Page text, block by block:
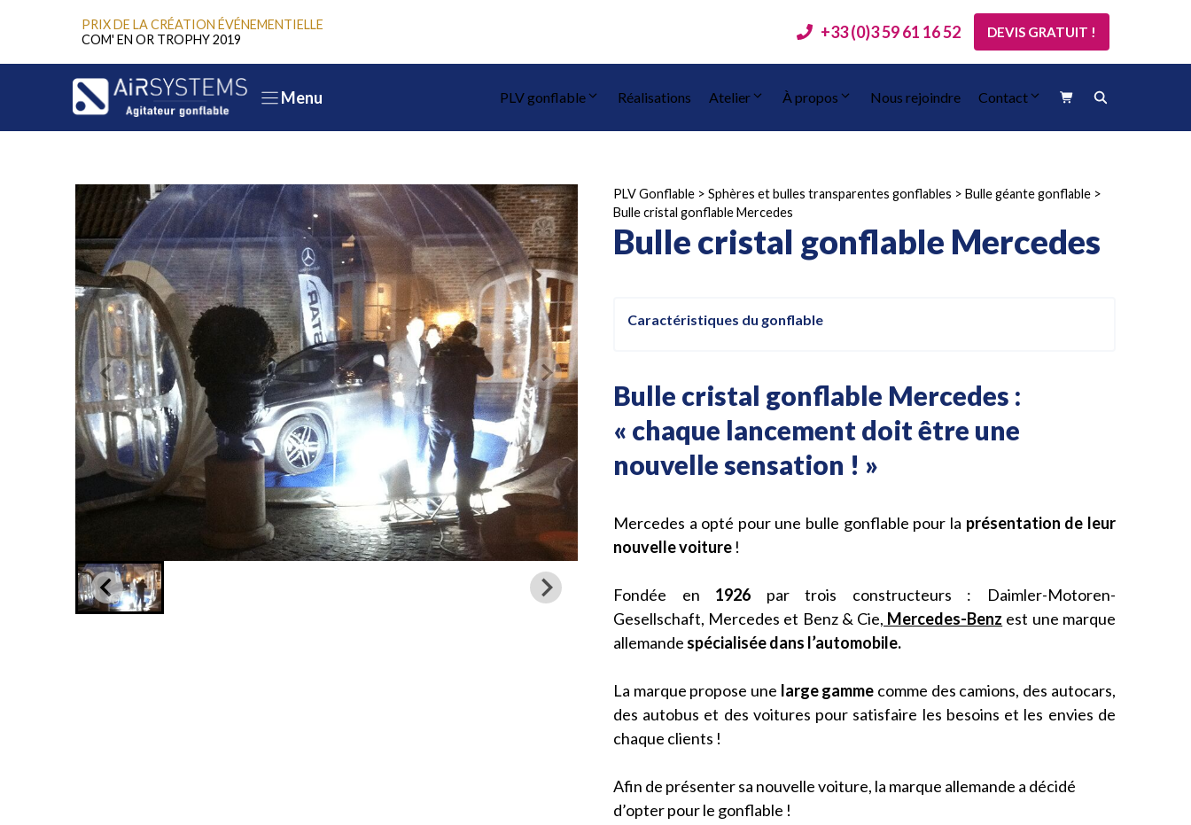
PRIX DE LA CRÉATION ÉVÉNEMENTIELLE
COM' EN OR TROPHY 2019
+33 (0)3 59 61 16 52 DEVIS GRATUIT !
Menu PLV gonflable Réalisations Atelier À propos Nous rejoindre Contact
PLV Gonflable > Sphères et bulles transparentes gonflables > Bulle géante gonflable >
Bulle cristal gonflable Mercedes
Bulle cristal gonflable Mercedes
Caractéristiques du gonflable
Bulle cristal gonflable Mercedes :
« chaque lancement doit être une
nouvelle sensation ! »
Mercedes a opté pour une bulle gonflable pour la présentation de leur
nouvelle voiture !
Fondée en 1926 par trois constructeurs : Daimler-Motoren-
Gesellschaft, Mercedes et Benz & Cie, Mercedes-Benz est une marque
allemande spécialisée dans l’automobile.
La marque propose une large gamme comme des camions, des autocars,
des autobus et des voitures pour satisfaire les besoins et les envies de
chaque clients !
Afin de présenter sa nouvelle voiture, la marque allemande a décidé
d’opter pour le gonflable !